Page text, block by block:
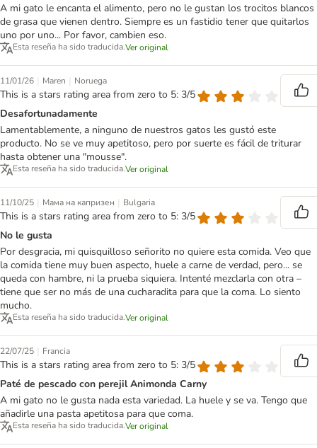
A mi gato le encanta el alimento, pero no le gustan los trocitos blancos
de grasa que vienen dentro. Siempre es un fastidio tener que quitarlos
uno por uno... Por favor, cambien eso.
Esta reseña ha sido traducida.Ver original
11/01/26 | Maren | Noruega
This is a stars rating area from zero to 5: 3/5
Desafortunadamente
Lamentablemente, a ninguno de nuestros gatos les gustó este
producto. No se ve muy apetitoso, pero por suerte es fácil de triturar
hasta obtener una "mousse".
Esta reseña ha sido traducida.Ver original
11/10/25 | Мама на капризен | Bulgaria
This is a stars rating area from zero to 5: 3/5
No le gusta
Por desgracia, mi quisquilloso señorito no quiere esta comida. Veo que
la comida tiene muy buen aspecto, huele a carne de verdad, pero... se
queda con hambre, ni la prueba siquiera. Intenté mezclarla con otra –
tiene que ser no más de una cucharadita para que la coma. Lo siento
mucho.
Esta reseña ha sido traducida.Ver original
22/07/25 | Francia
This is a stars rating area from zero to 5: 3/5
Paté de pescado con perejil Animonda Carny
A mi gato no le gusta nada esta variedad. La huele y se va. Tengo que
añadirle una pasta apetitosa para que coma.
Esta reseña ha sido traducida.Ver original